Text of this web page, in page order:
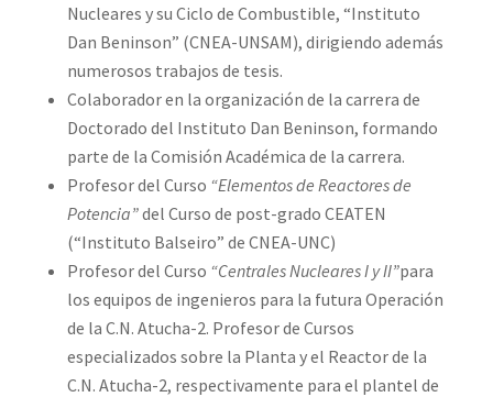
Nucleares y su Ciclo de Combustible, “Instituto
Dan Beninson” (CNEA-UNSAM), dirigiendo además
numerosos trabajos de tesis.
Colaborador en la organización de la carrera de
Doctorado del Instituto Dan Beninson, formando
parte de la Comisión Académica de la carrera.
Profesor del Curso “Elementos de Reactores de
Potencia”del Curso de post-grado CEATEN
(“Instituto Balseiro” de CNEA-UNC)
Profesor del Curso “Centrales Nucleares I y II”para
los equipos de ingenieros para la futura Operación
de la C.N. Atucha-2. Profesor de Cursos
especializados sobre la Planta y el Reactor de la
C.N. Atucha-2, respectivamente para el plantel de